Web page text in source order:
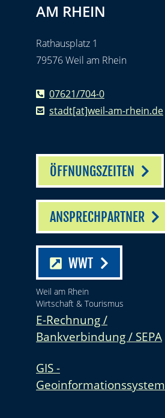
AM RHEIN
Rathausplatz 1
79576 Weil am Rhein
07621/704-0
stadt[at]weil-am-rhein.de
ÖFFNUNGSZEITEN
ANSPRECHPARTNER
WWT
Weil am Rhein
Wirtschaft & Tourismus
E-Rechnung /
Bankverbindung / SEPA
GIS -
Geoinformationssystem